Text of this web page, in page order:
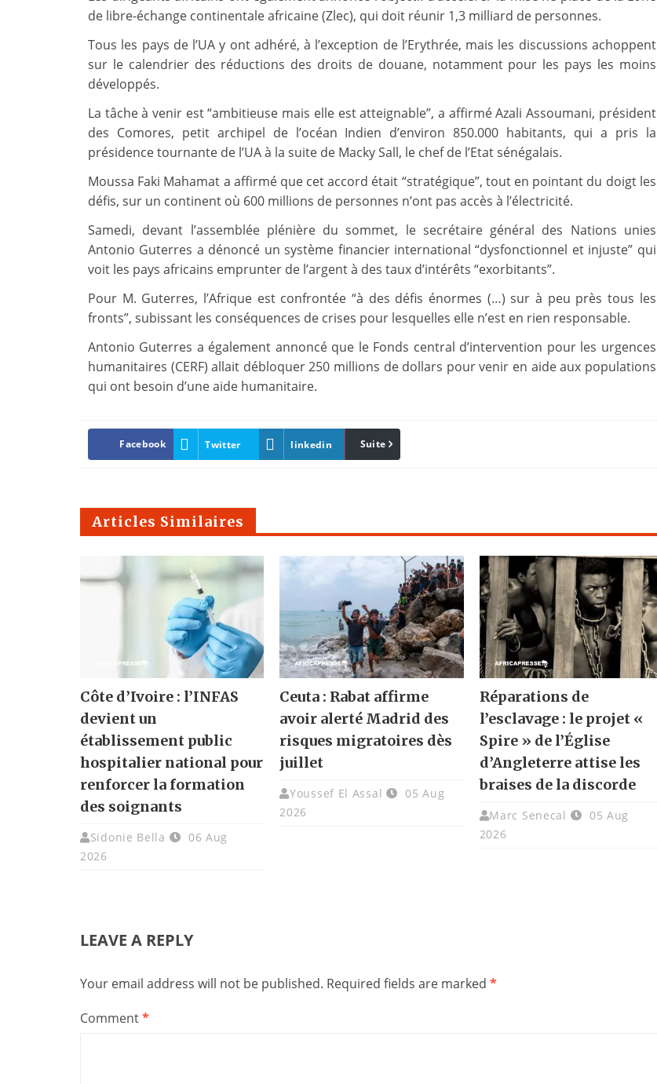
de libre-échange continentale africaine (Zlec), qui doit réunir 1,3 milliard de personnes.
Tous les pays de l’UA y ont adhéré, à l’exception de l’Erythrée, mais les discussions achoppent
sur le calendrier des réductions des droits de douane, notamment pour les pays les moins
développés.
La tâche à venir est “ambitieuse mais elle est atteignable”, a affirmé Azali Assoumani, président
des Comores, petit archipel de l’océan Indien d’environ 850.000 habitants, qui a pris la
présidence tournante de l’UA à la suite de Macky Sall, le chef de l’Etat sénégalais.
Moussa Faki Mahamat a affirmé que cet accord était “stratégique”, tout en pointant du doigt les
défis, sur un continent où 600 millions de personnes n’ont pas accès à l’électricité.
Samedi, devant l’assemblée plénière du sommet, le secrétaire général des Nations unies
Antonio Guterres a dénoncé un système financier international “dysfonctionnel et injuste” qui
voit les pays africains emprunter de l’argent à des taux d’intérêts “exorbitants”.
Pour M. Guterres, l’Afrique est confrontée “à des défis énormes (…) sur à peu près tous les
fronts”, subissant les conséquences de crises pour lesquelles elle n’est en rien responsable.
Antonio Guterres a également annoncé que le Fonds central d’intervention pour les urgences
humanitaires (CERF) allait débloquer 250 millions de dollars pour venir en aide aux populations
qui ont besoin d’une aide humanitaire.
Facebook Twitter linkedin Pinterest
Suite
Articles Similaires
Côte d’Ivoire : l’INFAS
devient un
établissement public
hospitalier national pour
renforcer la formation
des soignants
Sidonie Bella
06 Aug
2026
Ceuta : Rabat affirme
avoir alerté Madrid des
risques migratoires dès
juillet
Youssef El Assal
05 Aug
2026
Réparations de
l’esclavage : le projet «
Spire » de l’Église
d’Angleterre attise les
braises de la discorde
Marc Senecal
05 Aug
2026
LEAVE A REPLY
Your email address will not be published. Required fields are marked *
Comment*